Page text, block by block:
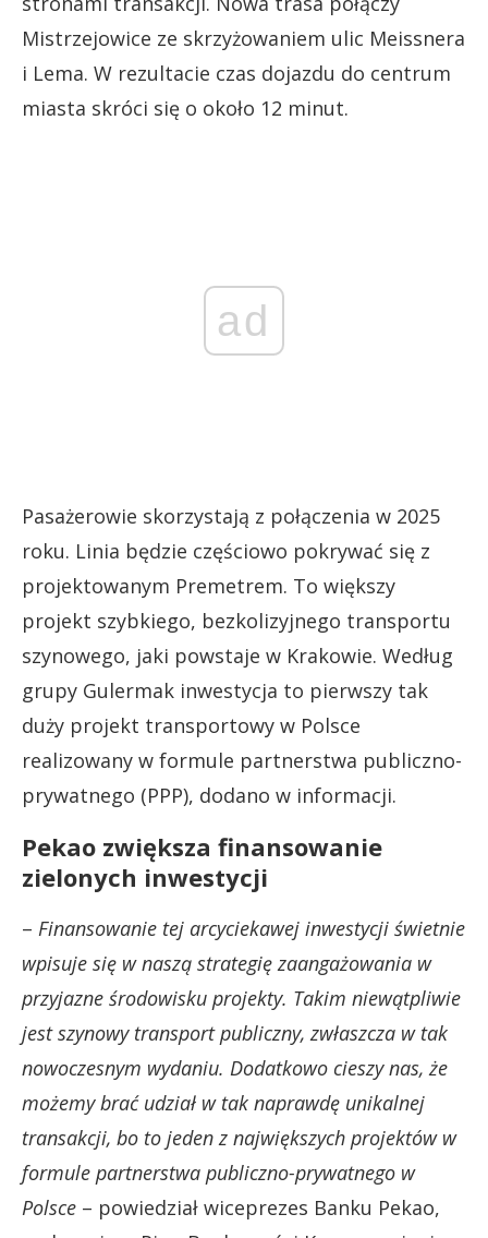
Mistrzejowice ze skrzyżowaniem ulic Meissnera
i Lema. W rezultacie czas dojazdu do centrum
miasta skróci się o około 12 minut.
ad
Pasażerowie skorzystają z połączenia w 2025
roku. Linia będzie częściowo pokrywać się z
projektowanym Premetrem. To większy
projekt szybkiego, bezkolizyjnego transportu
szynowego, jaki powstaje w Krakowie. Według
grupy Gulermak inwestycja to pierwszy tak
duży projekt transportowy w Polsce
realizowany w formule partnerstwa publiczno-
prywatnego (PPP), dodano w informacji.
Pekao zwiększa finansowanie
zielonych inwestycji
– Finansowanie tej arcyciekawej inwestycji świetnie
wpisuje się w naszą strategię zaangażowania w
przyjazne środowisku projekty. Takim niewątpliwie
jest szynowy transport publiczny, zwłaszcza w tak
nowoczesnym wydaniu. Dodatkowo cieszy nas, że
możemy brać udział w tak naprawdę unikalnej
transakcji, bo to jeden z największych projektów w
formule partnerstwa publiczno-prywatnego w
Polsce – powiedział wiceprezes Banku Pekao,